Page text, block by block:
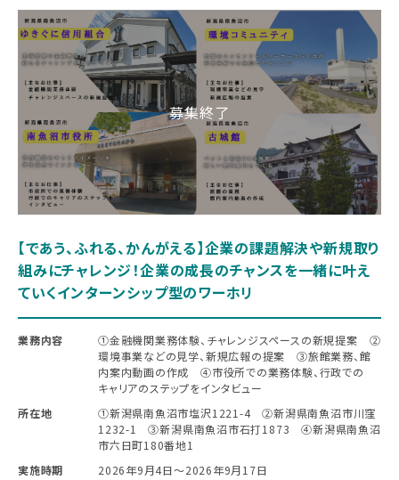
【であう、ふれる、かんがえる】企業の課題解決や新規取り
組みにチャレンジ！企業の成長のチャンスを一緒に叶え
ていくインターンシップ型のワーホリ
業務内容
①金融機関業務体験、チャレンジスペースの新規提案 ②
環境事業などの見学、新規広報の提案 ③旅館業務、館
内案内動画の作成 ④市役所での業務体験、行政での
キャリアのステップをインタビュー
所在地
①新潟県南魚沼市塩沢1221-4 ②新潟県南魚沼市川窪
1232-1 ③新潟県南魚沼市石打1873 ④新潟県南魚沼
市六日町180番地1
実施時期
2026年9月4日〜2026年9月17日